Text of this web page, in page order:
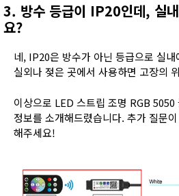
3. 방수 등급이 IP20인데, 실
요?
네, IP20은 방수가 아닌 등급으로 실
실외나 젖은 곳에서 사용하면 고장의
이상으로 LED 스트립 조명 RGB
정보를 소개해드렸습니다. 추가 질문
해주세요!